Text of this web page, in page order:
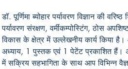
डॉ. पूर्णिमा ब्योहार पर्यावरण विज्ञान की
पर्यावरण संरक्षण, वर्मीकम्पोस्टिंग, ठोस
विकास के क्षेत्र में उल्लेखनीय कार्य
अध्याय, 1 पुस्तक एवं 1 पेटेंट प्रकाशित हैं।
में सक्रिय सहभागिता के साथ आप विभिन्न